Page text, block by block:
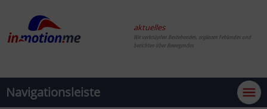
aktuelles
Wir verknüpfen Bestehendes, ergänzen Fehlendes und
berichten über Bewege
Navigationsleiste